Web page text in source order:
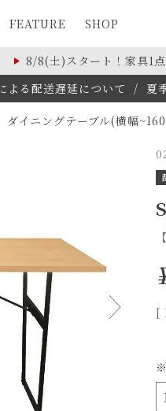
FEATURE SHOP
8/8(土)スタート！家具1点
よる配送遅延について / 夏
ダイニングテーブル(横幅
[